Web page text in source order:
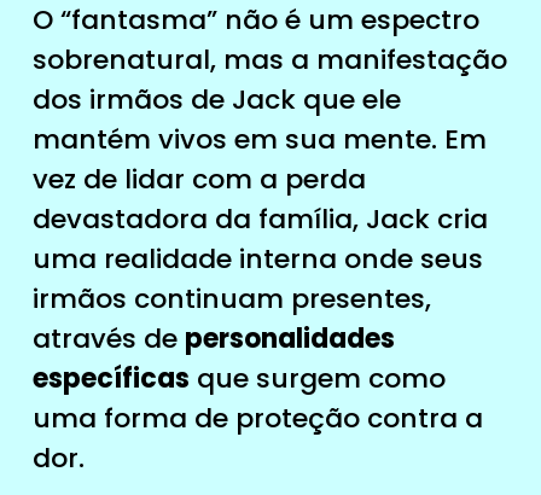
O “fantasma” não é um espectro
sobrenatural, mas a manifestação
dos irmãos de Jack que ele
mantém vivos em sua mente. Em
vez de lidar com a perda
devastadora da família, Jack cria
uma realidade interna onde seus
irmãos continuam presentes,
através de personalidades
específicas que surgem como
uma forma de proteção contra a
dor.